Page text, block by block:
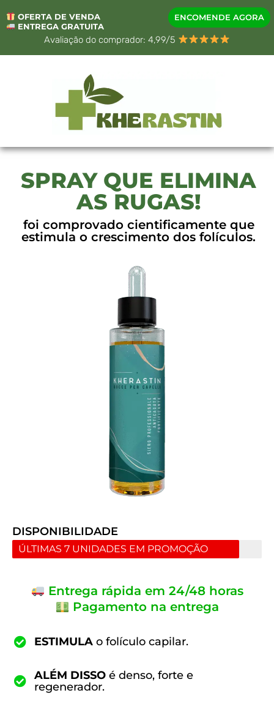
OFERTA DE VENDA
ENTREGA GRATUITA
ENCOMENDE AGORA
Avaliação do comprador: 4,99/5
SPRAY QUE ELIMINA
AS RUGAS!
foi comprovado cientificamente que
estimula o crescimento dos folículos.
DISPONIBILIDADE
ÚLTIMAS 7 UNIDADES EM PROMOÇÃO
Entrega rápida em 24/48 horas
Pagamento na entrega
ESTIMULA o folículo capilar.
ALÉM DISSO é denso, forte e
regenerador.